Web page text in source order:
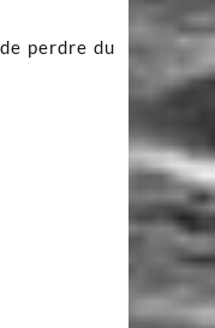
perdre du